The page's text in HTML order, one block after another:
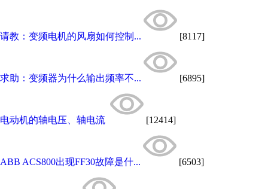
请教：变频电机的风扇如何控制... [8117]
求助：变频器为什么输出频率不... [6895]
电动机的轴电压、轴电流 [12414]
ABB ACS800出现FF30故障是什... [6503]